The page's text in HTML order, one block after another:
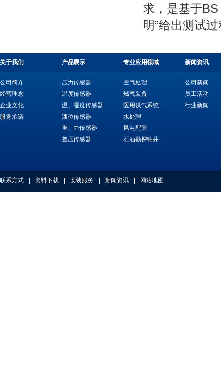
求，是基于
明”给出测试
关于我们 产品展示 专业应用领域 新闻资讯
公司简介
经营理念
企业文化
服务承诺
压力传感器
温度传感器
温、湿度传感器
液位传感器
重、力传感器
差压传感器
空气处理
燃气装备
医用供气系统
水处理
风电配套
石油勘探钻井
公司新闻
员工活动
行业新闻
联系方式 资料下载 安装服务 新闻资讯 网站地图